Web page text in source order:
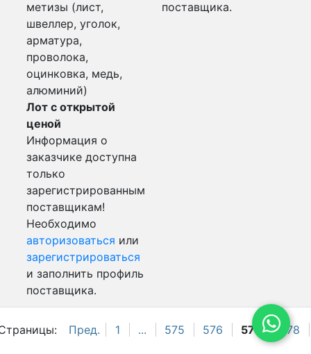
Пред. 1 ... 575 576 577 578
метизы (лист,
швеллер, уголок,
арматура,
проволока,
оцинковка, медь,
алюминий)
Лот с открытой
ценой
Информация о
заказчике доступна
только
зарегистрированным
поставщикам!
Необходимо
авторизоваться или
зарегистрироваться
и заполнить профиль
поставщика.
поставщика.